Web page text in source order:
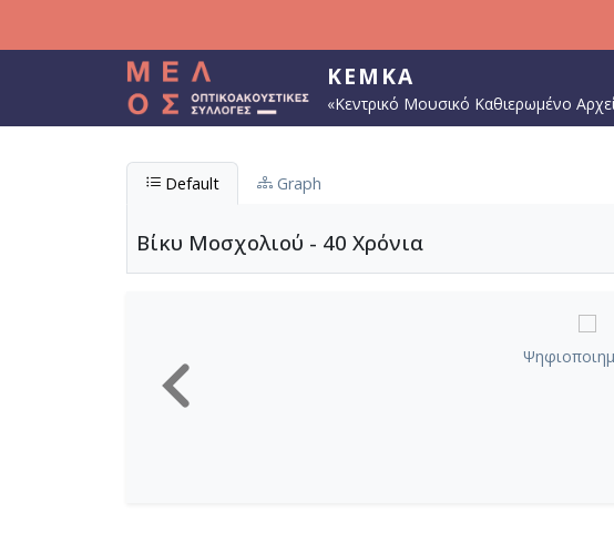
ΚΕΜΚΑ
«Κεντρικό Μουσικό Καθιερωμένο
Default Graph
Βίκυ Μοσχολιού - 40 Χρόνια